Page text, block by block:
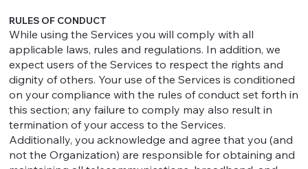
RULES OF CONDUCT
While using the Services you will comply with all
applicable laws, rules and regulations. In addition, we
expect users of the Services to respect the rights and
dignity of others. Your use of the Services is conditioned
on your compliance with the rules of conduct set forth in
this section; any failure to comply may also result in
termination of your access to the Services.
Additionally, you acknowledge and agree that you (and
not the Organization) are responsible for obtaining and